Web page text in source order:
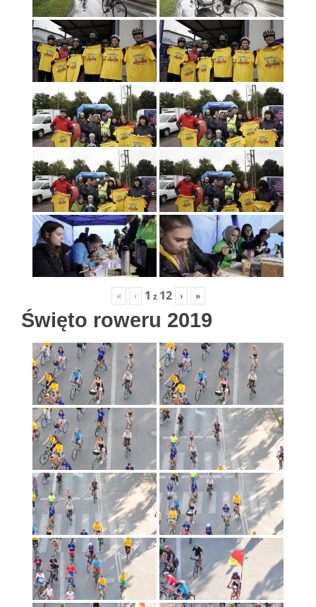
« ‹ 1 z 12 › »
Święto roweru 2019